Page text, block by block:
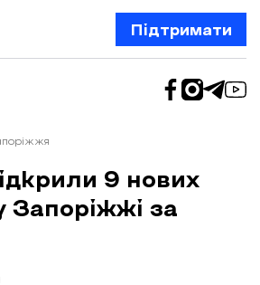
Підтримати
9 нових
Запоріжжі за